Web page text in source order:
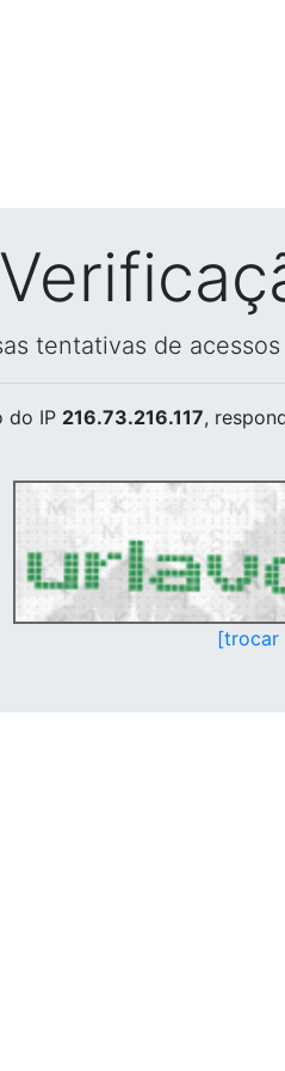
tentativas de
do IP 216.73.216.117,
[trocar